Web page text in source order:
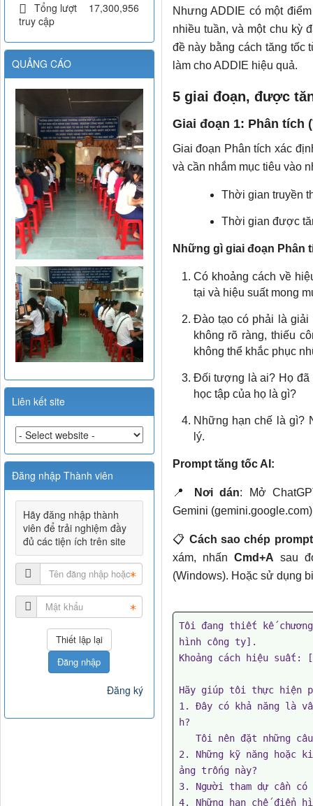
Nhưng ADDIE có một
nhiều tuần, và một chu kỳ
đề này bằng cách tăng tốc
làm cho ADDIE hiệu quả.
5 giai đoạn, được
Giai đoạn 1: Phân tích
Giai đoạn Phân tích xác
và cần nhắm mục tiêu vào
Thời gian truyền
Thời gian được
Những gì giai đoạn Phân
Có khoảng cách về
tại và hiệu suất mong
Đào tạo có phải là giải
không rõ ràng, thiếu
không thể khắc phục
Đối tượng là ai? Họ đã
học tập của họ là gì?
Những hạn chế là gì?
lý.
Prompt tăng tốc AI:
📍 Nơi dán: Mở
Gemini
📋 Cách sao chép
xám, nhấn Cmd+A sau
(Windows). Hoặc sử dụng
Tôi đang thiết kế
hình công ty].
Khoảng cách hiệu suất:
Hãy giúp tôi thực hiện
1. Đây có khả năng là
h?
2. Những kỹ năng hoặc
ảng trống này?
3. Người tham dự cần
4. Những hạn chế điển
Tổng lượt
truy cập
17,300,956
QUẢNG CÁO
Liên kết site
Đăng nhập Thành viên
Hãy đăng nhập thành
viên để trải nghiệm đầy
đủ các tiện ích trên site
Đăng nhập
Đăng ký